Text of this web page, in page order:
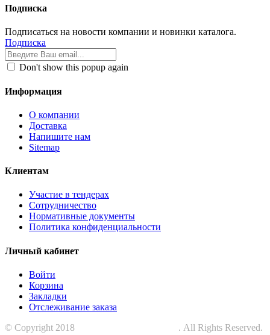
Подписка
Подписаться на новости компании и новинки каталога.
Подписка
Don't show this popup again
Информация
О компании
Доставка
Напишите нам
Sitemap
Клиентам
Участие в тендерах
Сотрудничество
Нормативные документы
Политика конфиденциальности
Личный кабинет
Войти
Корзина
Закладки
Отслеживание заказа
© Copyright 2018
. All Rights Reserved.